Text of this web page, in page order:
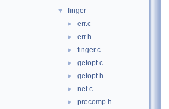
▼ finger
► err.c
► err.h
► finger.c
► getopt.c
► getopt.h
► net.c
► precomp.h